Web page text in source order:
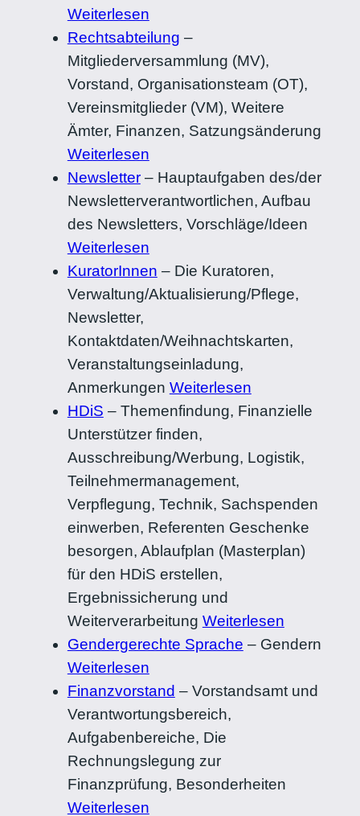
Weiterlesen
Rechtsabteilung –
Mitgliederversammlung (MV),
Vorstand, Organisationsteam (OT),
Vereinsmitglieder (VM), Weitere
Ämter, Finanzen, Satzungsänderung
Weiterlesen
Newsletter – Hauptaufgaben des/der
Newsletterverantwortlichen, Aufbau
des Newsletters, Vorschläge/Ideen
Weiterlesen
KuratorInnen – Die Kuratoren,
Verwaltung/Aktualisierung/Pflege,
Newsletter,
Kontaktdaten/Weihnachtskarten,
Veranstaltungseinladung,
Anmerkungen Weiterlesen
HDiS – Themenfindung, Finanzielle
Unterstützer finden,
Ausschreibung/Werbung, Logistik,
Teilnehmermanagement,
Verpflegung, Technik, Sachspenden
einwerben, Referenten Geschenke
besorgen, Ablaufplan (Masterplan)
für den HDiS erstellen,
Ergebnissicherung und
Weiterverarbeitung Weiterlesen
Gendergerechte Sprache – Gendern
Weiterlesen
Finanzvorstand – Vorstandsamt und
Verantwortungsbereich,
Aufgabenbereiche, Die
Rechnungslegung zur
Finanzprüfung, Besonderheiten
Weiterlesen